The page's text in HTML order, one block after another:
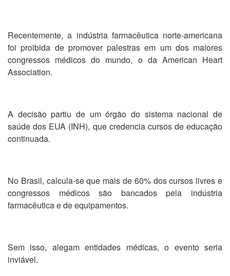
Recentemente, a indústria farmacêutica norte-americana
foi proibida de promover palestras em um dos maiores
congressos médicos do mundo, o da American Heart
Association.
A decisão partiu de um órgão do sistema nacional de
saúde dos EUA (INH), que credencia cursos de educação
continuada.
No Brasil, calcula-se que mais de 60% dos cursos livres e
congressos médicos são bancados pela indústria
farmacêutica e de equipamentos.
Sem isso, alegam entidades médicas, o evento seria
inviável.